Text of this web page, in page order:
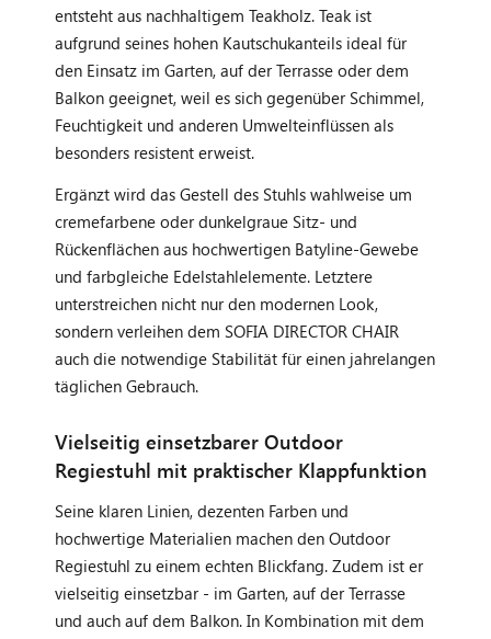
entsteht aus nachhaltigem Teakholz. Teak ist
aufgrund seines hohen Kautschukanteils ideal für
den Einsatz im Garten, auf der Terrasse oder dem
Balkon geeignet, weil es sich gegenüber Schimmel,
Feuchtigkeit und anderen Umwelteinflüssen als
besonders resistent erweist.
Ergänzt wird das Gestell des Stuhls wahlweise um
cremefarbene oder dunkelgraue Sitz- und
Rückenflächen aus hochwertigen Batyline-Gewebe
und farbgleiche Edelstahlelemente. Letztere
unterstreichen nicht nur den modernen Look,
sondern verleihen dem SOFIA DIRECTOR CHAIR
auch die notwendige Stabilität für einen jahrelangen
täglichen Gebrauch.
Vielseitig einsetzbarer Outdoor
Regiestuhl mit praktischer Klappfunktion
Seine klaren Linien, dezenten Farben und
hochwertige Materialien machen den Outdoor
Regiestuhl zu einem echten Blickfang. Zudem ist er
vielseitig einsetzbar - im Garten, auf der Terrasse
und auch auf dem Balkon. In Kombination mit dem